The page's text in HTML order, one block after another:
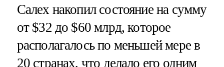
Салех накопил состояние на сумму
от $32 до $60 млрд, которое
располагалось по меньшей мере в
20 странах, что делало его одним